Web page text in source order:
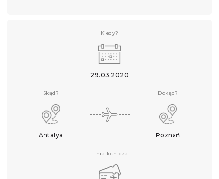
Kiedy?
29.03.2020
Skąd?
Antalya
Dokąd?
Poznań
Linia lotnicza